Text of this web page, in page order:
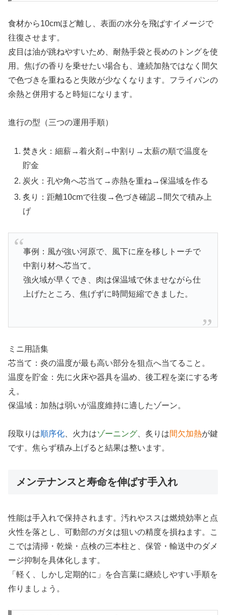
食材から10cmほど離し、表面の水分を飛ばすイメージで
往復させます。
皮目は油が跳ねやすいため、耐熱手袋と長めのトングを使
用。焦げの香りを乗せたい場合も、連続加熱ではなく間欠
で色づきを重ねると失敗が少なくなります。フライパンの
余熱と併用すると時短になります。
進行の型（三つの運用手順）
焚き火：細薪→着火剤→中割り→太薪の順で温度を
貯金
炭火：孔や角へ芯当て→赤熱を重ね→保温域を作る
炙り：距離10cmで往復→色づき確認→間欠で積み上
げ
事例：風が強い河原で、風下に座を移しトーチで
中割り材へ芯当て。
強火域が早くでき、肉は保温域で休ませながら仕
上げたところ、焦げずに時間短縮できました。
ミニ用語集
芯当て：炎の温度が最も高い部分を狙点へ当てること。
温度を貯金：先に火床や器具を温め、後工程を楽にする考
え。
保温域：加熱は弱いが温度維持に適したゾーン。
段取りは順序化、火力はゾーニング、炙りは間欠加熱が鍵
です。焦らず積み上げると結果は整います。
メンテナンスと寿命を伸ばす手入れ
性能は手入れで保持されます。汚れやススは燃焼効率と点
火性を落とし、可動部のガタは狙いの精度を損ねます。こ
こでは清掃・乾燥・点検の三本柱と、保管・輸送中のダメ
ージ抑制を具体化します。
「軽く、しかし定期的に」を合言葉に継続しやすい手順を
作りましょう。